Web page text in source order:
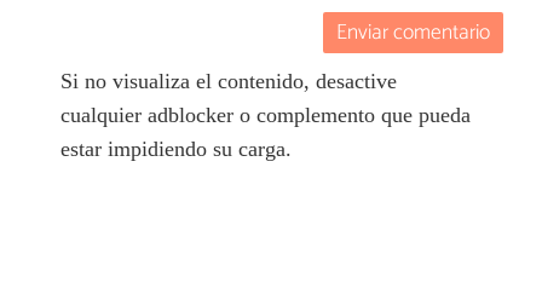
Enviar comentario
Si no visualiza el contenido, desactive
cualquier adblocker o complemento que pueda
estar impidiendo su carga.